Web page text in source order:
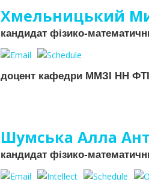
Хмельницький
кандидат фізико-
доцент кафедри ММЗІ НН ФТІ
Шумська Алла
кандидат фізико-